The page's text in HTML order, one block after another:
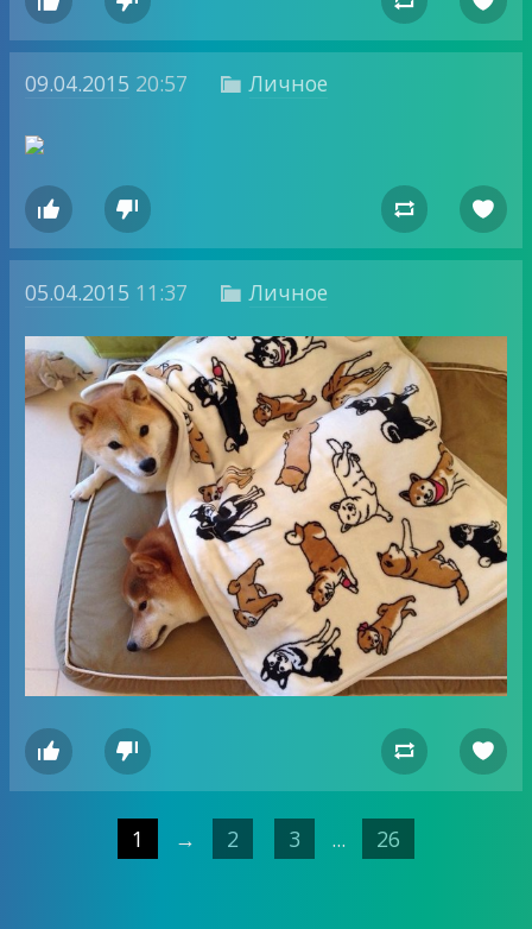
09.04.2015 20:57  Личное
   
05.04.2015 11:37  Личное
   
1 → 2 3 ... 26